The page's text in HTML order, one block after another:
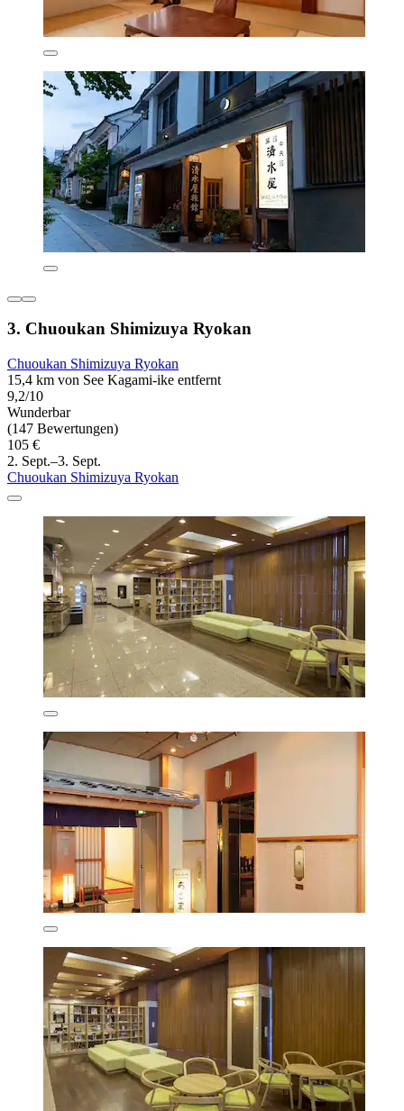
3. Chuoukan Shimizuya Ryokan
Chuoukan Shimizuya Ryokan
15,4 km von See Kagami-ike entfernt
9,2/10
Wunderbar
(147 Bewertungen)
105 €
2. Sept.–3. Sept.
Chuoukan Shimizuya Ryokan